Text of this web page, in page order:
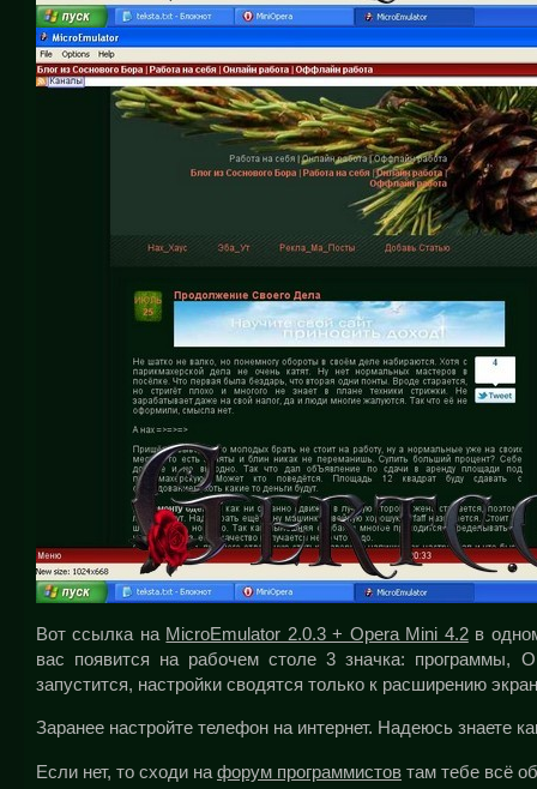
Вот ссылка на MicroEmulator 2.0.3 + Opera Mini 4.2в
вас появится на рабочем столе 3 значка: программы,
запустится, настройки сводятся только к расширению
Заранее настройте телефон на интернет. Надеюсь знаете
Если нет, то сходи на форум программистов там тебе всё